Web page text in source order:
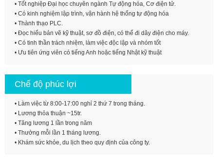
• Tốt nghiệp Đại học chuyên ngành Tự động hóa, Cơ điện tử.
• Có kinh nghiệm lập trình, vận hành hệ thống tự động hóa
• Thành thạo PLC.
• Đọc hiểu bản vẽ kỹ thuật, sơ đồ điện, có thể đi dây điện cho máy.
• Có tinh thần trách nhiệm, làm việc độc lập và nhóm tốt
• Ưu tiên ứng viên có tiếng Anh hoặc tiếng Nhật kỹ thuật
Chế độ phúc lợi
• Làm việc từ 8:00-17:00 nghỉ 2 thứ 7 trong tháng.
• Lương thỏa thuận ~15tr.
• Tăng lương 1 lần trong năm
• Thưởng mỗi lần 1 tháng lương.
• Khám sức khỏe, du lịch theo quy định của công ty.